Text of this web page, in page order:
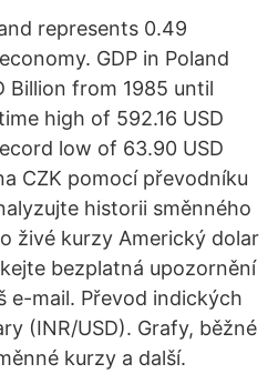
represents 0.49
GDP in Poland
Billion from 1985 until
high of 592.16 USD
low of 63.90 USD
CZK pomocí převodníku
historii směnného
živé kurzy Americký dolar
bezplatná upozornění
e-mail. Převod indických
(INR/USD). Grafy, běžné
kurzy a další.